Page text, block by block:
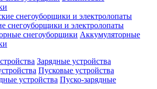
снегоуборщики и электролопаты
Аккумуляторные
Зарядные устройства
Пусковые устройства
Пуско-зарядные